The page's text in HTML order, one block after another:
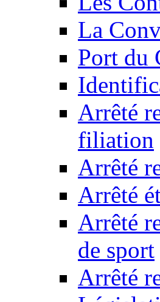
La
Port du
Arrêté
filiation
Arrêté
Arrêté
Arrêté
de sport
Arrêté